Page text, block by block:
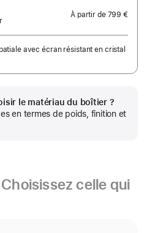
À partir de 799 €
avec écran résistant en cristal
le matériau du boîtier ?
en termes de poids, finition et
Choisissez celle qui